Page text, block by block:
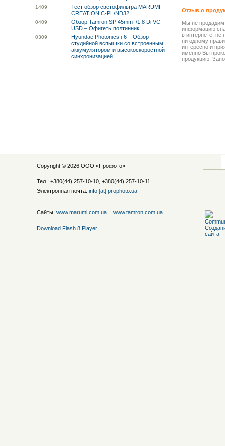
1409
Тест обзор светофильтра MARUMI
CREATION C-PL/ND32
0409
Обзор Tamron SP 45mm f/1.8 Di VC
USD – Офигеть полтинник!
0309
Hyundae Photonics i-6 – Обзор
студийной вспышки со встроенным
аккумулятором и высокоскоростной
синхронизацией.
Отзыв о
Мы не
информацию
в интернете, не
ни одному
интересно и
именно Вы
продукцию.
Copyright © 2026 ООО «Профото»
Тел.: +380(44) 257-10-10, +380(44) 257-10-11
Электронная почта: info [at] prophoto.ua
Сайты: www.marumi.com.ua www.tamron.com.ua
Download Flash 8 Player